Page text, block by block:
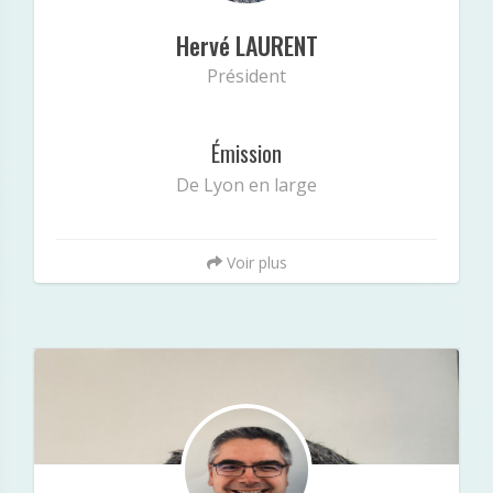
Hervé LAURENT
Président
Émission
De Lyon en large
Voir plus